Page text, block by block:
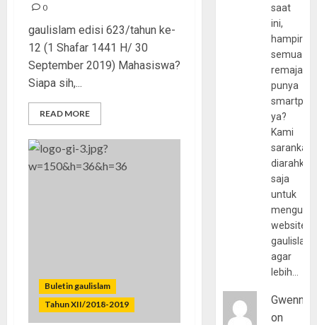
0
gaulislam edisi 623/tahun ke-
12 (1 Shafar 1441 H/ 30
September 2019) Mahasiswa?
Siapa sih,...
READ MORE
Buletin gaulislam
Tahun XII/2018-2019
saat
ini,
hampir
semua
remaja
punya
ya?
Kami
sarankan,
diarahkan
saja
untuk
website
agar
lebih…
Gwenny
on